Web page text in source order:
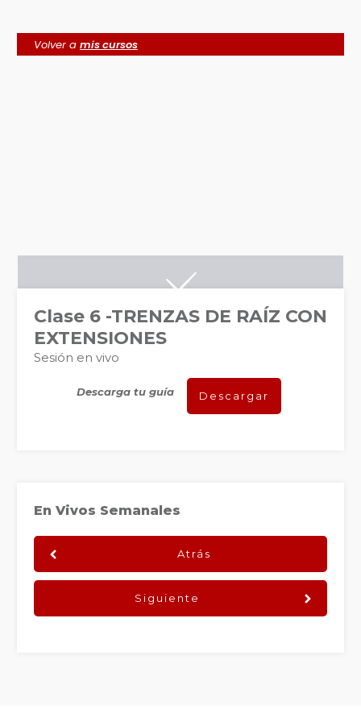
Volver a mis cursos
Clase 6 -TRENZAS DE RAÍZ CON
EXTENSIONES
Sesión en vivo
Descarga tu guía Descargar
En Vivos Semanales
Atrás
Siguiente